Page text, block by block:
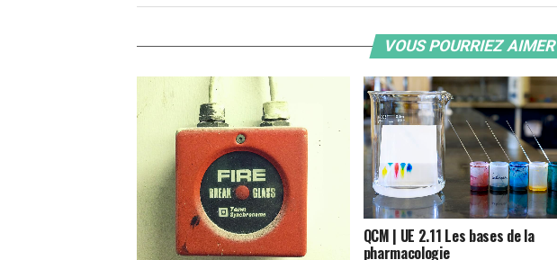
VOUS POURRIEZ AIMER
QCM | UE 2.11 Les bases de la
pharmacologie